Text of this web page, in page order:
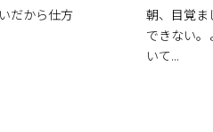
だから仕方
朝、目覚ま
できない。
いて...